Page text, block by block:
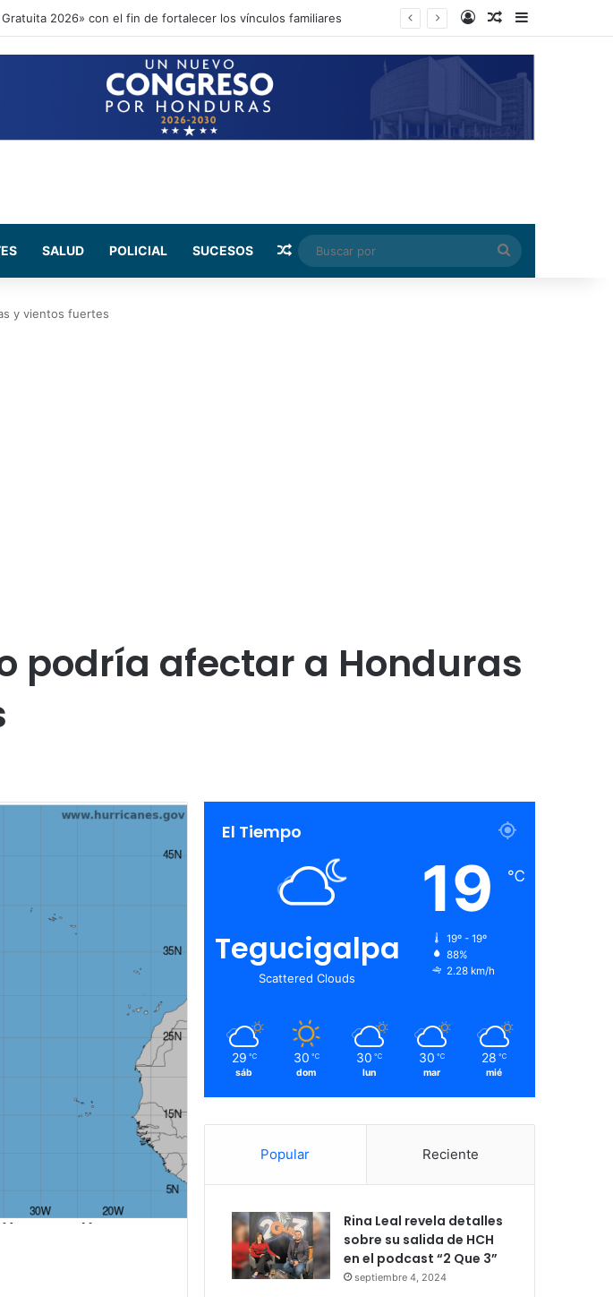
2026» con el fin de fortalecer los vínculos familiares Log InRandom Article
Sidebar
SALUD POLICIAL SUCESOS Random Article
Buscar
por
y vientos fuertes
podría afectar a Honduras
El Tiempo
Tegucigalpa
Scattered Clouds
19 ℃
19º - 19º
88%
2.28 km/h
29 ℃
sáb
30 ℃
dom
30 ℃
lun
30 ℃
mar
28 ℃
mié
Popular Reciente
Rina Leal revela detalles
sobre su salida de HCH
en el podcast “2 Que 3”
septiembre 4, 2024